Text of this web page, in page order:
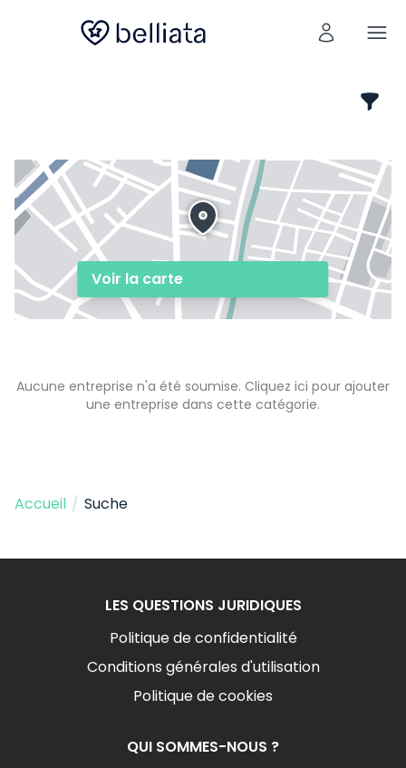
Aucune entreprise n'a été soumise. Cliquez ici pour ajouter
une entreprise dans cette catégorie.
Voir la carte
Accueil / Suche
LES QUESTIONS JURIDIQUES
Politique de confidentialité
Conditions générales d'utilisation
Politique de cookies
QUI SOMMES-NOUS ?